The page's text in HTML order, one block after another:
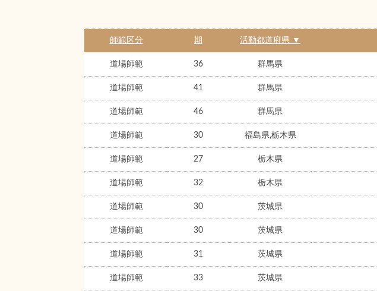
師範区分 期 活動都道府県 ▼
道場師範 36 群馬県
道場師範 41 群馬県
道場師範 46 群馬県
道場師範 30 福島県,栃木県
道場師範 27 栃木県
道場師範 32 栃木県
道場師範 30 茨城県
道場師範 30 茨城県
道場師範 31 茨城県
道場師範 33 茨城県